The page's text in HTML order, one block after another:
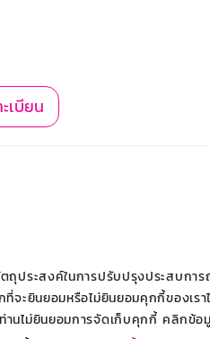
ตถุประสงค์ในการปรับปรุงประสบกา
จะยินยอมหรือไม่ยินยอมคุกกี้ของเรา
านไม่ยินยอมการจัดเก็บคุกกี้ คลิกข้อ
เบียน